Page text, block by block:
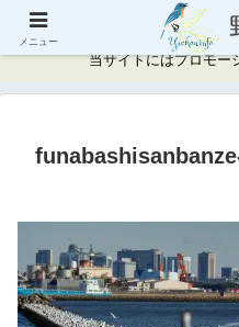
神奈川県周辺
当サイトにはプロモー
メニュー